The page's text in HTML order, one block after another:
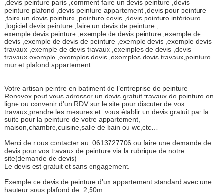
,devis peinture paris ,comment faire un devis peinture ,devis
peinture plafond ,devis peinture appartement ,devis pour peinture
,faire un devis peinture ,peinture devis ,devis peinture intérieure
,logiciel devis peinture ,faire un devis de peinture ,
exemple devis peinture ,exemple de devis peinture ,exemple de
devis ,exemple de devis de peinture ,exemple devis ,exemple devis
travaux ,exemple de devis travaux ,exemples de devis ,devis
travaux exemple ,exemples devis ,exemples devis travaux,peinture
mur et plafond appartement
Votre artisan peintre en batiment de l’entreprise de peinture
Renovex peut vous adresser un devis gratuit travaux de peinture en
ligne ou convenir d’un RDV sur le site pour discuter de vos
travaux,prendre les mesures et vous établir un devis gratuit par la
suite pour la peinture de votre appartement,
maison,chambre,cuisine,salle de bain ou wc,etc…
Merci de nous contacter au :0613727706 ou faire une demande de
devis pour vos travaux de peinture via la rubrique de notre
site(demande de devis)
Le devis est gratuit et sans engagement.
Exemple de devis de peinture d’un appartement standard avec une
hauteur sous plafond de :2,50m